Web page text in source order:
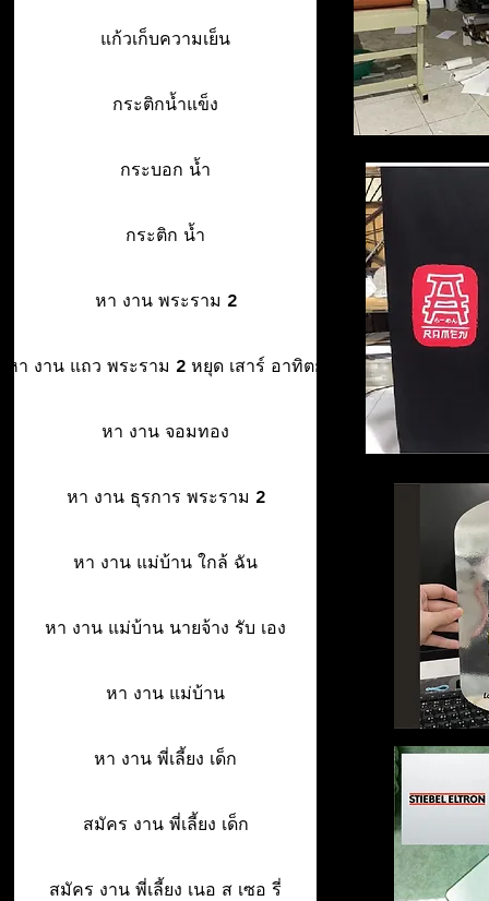
แก้วเก็บความเย็น
กระติกน้ำแข็ง
กระบอก น้ำ
กระติก น้ำ
หา งาน พระราม 2
หา งาน แถว พระราม 2 หยุด เสาร์ อาทิตย์
หา งาน จอมทอง
หา งาน ธุรการ พระราม 2
หา งาน แม่บ้าน ใกล้ ฉัน
หา งาน แม่บ้าน นายจ้าง รับ เอง
หา งาน แม่บ้าน
หา งาน พี่เลี้ยง เด็ก
สมัคร งาน พี่เลี้ยง เด็ก
สมัคร งาน พี่เลี้ยง เนอ ส เซอ รี่